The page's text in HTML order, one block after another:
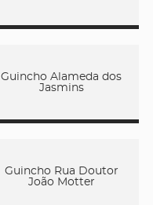
Guincho Alameda dos
Jasmins
Guincho Rua Doutor
João Motter